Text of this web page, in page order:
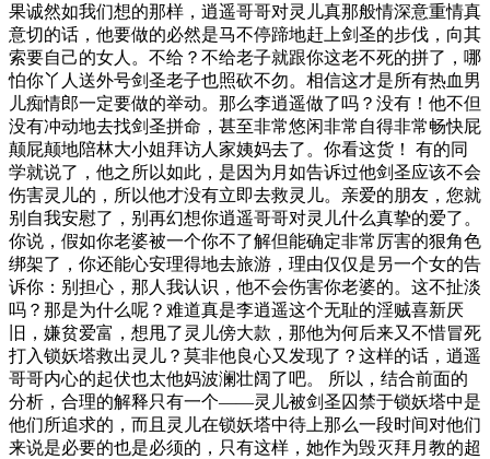
果诚然如我们想的那样，逍遥哥哥对灵儿真那般情深意重情真
意切的话，他要做的必然是马不停蹄地赶上剑圣的步伐，向其
索要自己的女人。不给？不给老子就跟你这老不死的拼了，哪
怕你丫人送外号剑圣老子也照砍不勿。相信这才是所有热血男
儿痴情郎一定要做的举动。那么李逍遥做了吗？没有！他不但
没有冲动地去找剑圣拼命，甚至非常悠闲非常自得非常畅快屁
颠屁颠地陪林大小姐拜访人家姨妈去了。你看这货！ 有的同
学就说了，他之所以如此，是因为月如告诉过他剑圣应该不会
伤害灵儿的，所以他才没有立即去救灵儿。亲爱的朋友，您就
别自我安慰了，别再幻想你逍遥哥哥对灵儿什么真挚的爱了。
你说，假如你老婆被一个你不了解但能确定非常厉害的狠角色
绑架了，你还能心安理得地去旅游，理由仅仅是另一个女的告
诉你：别担心，那人我认识，他不会伤害你老婆的。这不扯淡
吗？那是为什么呢？难道真是李逍遥这个无耻的淫贼喜新厌
旧，嫌贫爱富，想甩了灵儿傍大款，那他为何后来又不惜冒死
打入锁妖塔救出灵儿？莫非他良心又发现了？这样的话，逍遥
哥哥内心的起伏也太他妈波澜壮阔了吧。 所以，结合前面的
分析，合理的解释只有一个——灵儿被剑圣囚禁于锁妖塔中是
他们所追求的，而且灵儿在锁妖塔中待上那么一段时间对他们
来说是必要的也是必须的，只有这样，她作为毁灭拜月教的超